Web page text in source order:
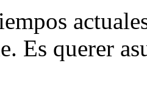
Es querer